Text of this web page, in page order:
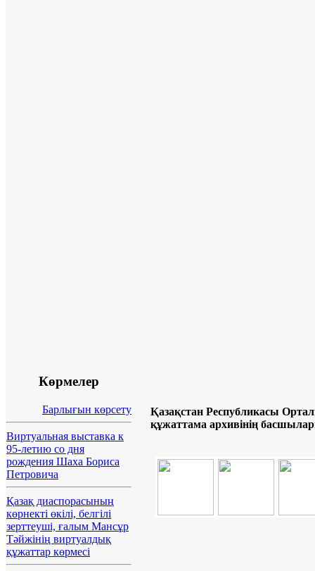
Көрмелер
Барлығын көрсету
Виртуальная выставка к
95-летию со дня
рождения Шаха Бориса
Петровича
Қазақ диаспорасының
көрнекті өкілі, белгілі
зерттеуші, ғалым Мансұр
Тәйжінің виртуалдық
құжаттар көрмесі
Қазақстан Республикасы
құжаттама архивінің